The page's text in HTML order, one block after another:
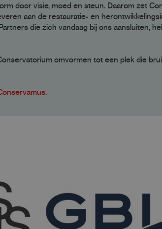
door visie, moed en steun. Daarom zet
aan de restauratie- en
die zich vandaag bij ons aansluiten,
omvormen tot een plek die